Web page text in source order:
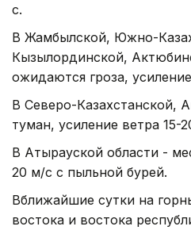
с.
В Жамбылской, Южно-
Кызылординской,
ожидаются гроза,
В Северо-Казахстанской,
туман, усиление ветра 15-
В Атырауской области -
20 м/с с пыльной бурей.
Вближайшие сутки на
востока и востока